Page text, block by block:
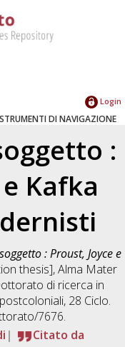
Login
STRUMENTI DI NAVIGAZIONE
:
Kafka
: Proust, Joyce e
thesis], Alma Mater
di ricerca in
, 28 Ciclo.
7676.
Citato da